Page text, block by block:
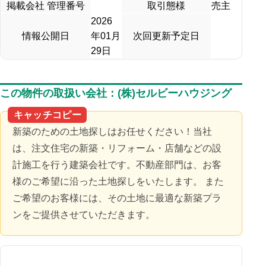
掲載会社 管理番号 取引態様 売主
情報公開日
2026
年01月
29日
次回更新予定日
この物件の取扱い会社：(株)セルビーハウジング
キャッチコピー
新築のための土地探しはお任せください！当社
は、注文住宅の新築・リフォーム・店舗などの設
計施工を行う建築会社です。不動産部門は、お客
様のご希望に沿った土地探しをいたします。 また
ご希望のお客様には、その土地に最適な新築プラ
ンをご提供させていただきます。